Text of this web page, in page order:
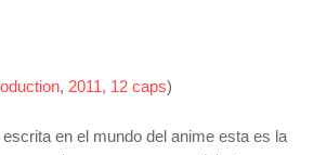
, 2011, 12 caps)
en el mundo del anime esta es la